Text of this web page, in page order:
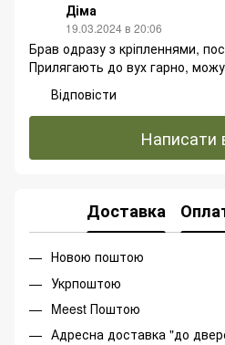
Діма
19.03.2024 в 20:06
Брав одразу з кріпленнями,
Прилягають до вух гарно,
Відповісти
Написати
Доставка
Новою поштою
Укрпоштою
Meest Поштою
Адресна доставка "до